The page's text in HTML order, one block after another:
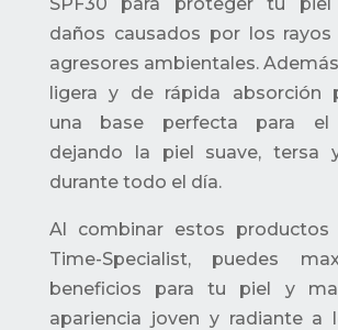
daños causados por los
agresores ambientales.
ligera y de rápida absorción
una base perfecta para el
dejando la piel suave, tersa
durante todo el día.
Al combinar estos
Time-Specialist, puedes
beneficios para tu piel y
apariencia joven y radiante a